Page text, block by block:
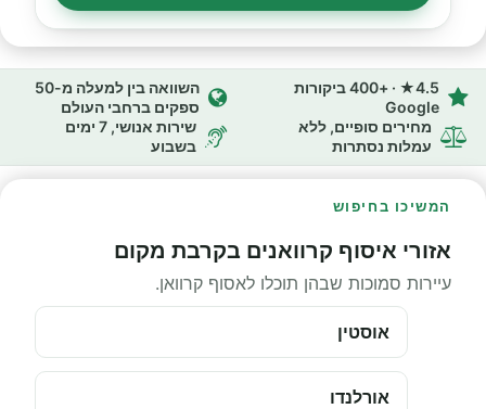
4.5★ · +400 ביקורות
Google
השוואה בין למעלה מ-50
ספקים ברחבי העולם
מחירים סופיים, ללא
עמלות נסתרות
שירות אנושי, 7 ימים
בשבוע
המשיכו בחיפוש
אזורי איסוף קרוואנים בקרבת מקום
עיירות סמוכות שבהן תוכלו לאסוף קרוואן.
אוסטין
אורלנדו